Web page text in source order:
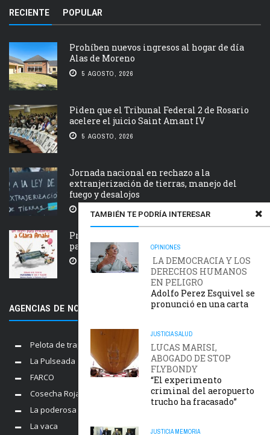
TAMBIÉN TE PODRÍA INTERESAR
OPINIONES
LA DEMOCRACIA Y LOS
DERECHOS HUMANOS
EN PELIGRO
Adolfo Perez Esquivel se
pronunció en una carta
JUSTICIASALUD
LUCAS MARISI,
ABOGADO DE STOP
FLYBONDY
“El experimento
criminal del aeropuerto
trucho ha fracasado”
JUSTICIA MEMORIA
RECIENTE POPULAR
Prohíben nuevos ingresos al hogar de día
Alas de Moreno
5 AGOSTO, 2026
Piden que el Tribunal Federal 2 de Rosario
acelere el juicio Saint Amant IV
5 AGOSTO, 2026
Jornada nacional en rechazo a la
extranjerización de tierras, manejo del
fuego y desalojos
5 AGOSTO, 2026
Próxima estación: un tren de ida y vuelta
para Clara Anahí
5 AGOSTO, 2026
AGENCIAS DE NOTICIAS AMIGAS
Pelota de trapo
La Pulseada
FARCO
Cosecha Roja
La poderosa
La vaca